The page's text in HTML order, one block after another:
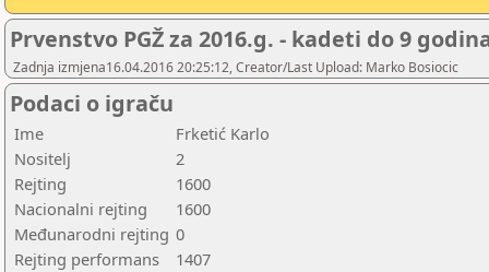
Prvenstvo PGŽ za 2016.g. - kadeti do 9
Zadnja izmjena16.04.2016 20:25:12, Creator/Last Upload: Marko Bosiocic
Podaci o igraču
Ime
Frketić Karlo
Nositelj
2
Rejting
1600
Nacionalni rejting
1600
Međunarodni rejting 0
Rejting performans
1407